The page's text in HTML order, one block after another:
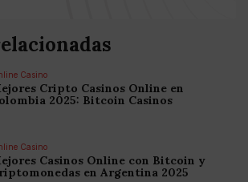
Casino
Cripto Casinos Online en
2025: Bitcoin Casinos
Casino
Casinos Online con Bitcoin y
en Argentina 2025